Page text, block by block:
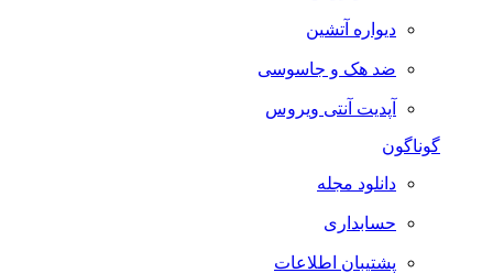
دیواره آتشین
ضد هک و جاسوسی
آپدیت آنتی ویروس
گوناگون
دانلود مجله
حسابداری
پشتیبان اطلاعات